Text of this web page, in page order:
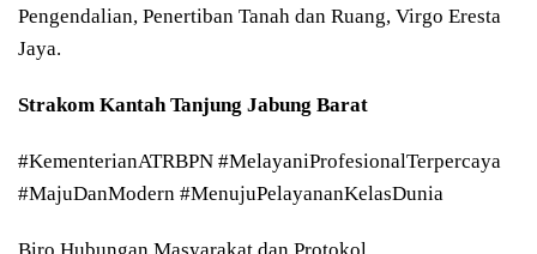
Pengendalian, Penertiban Tanah dan Ruang, Virgo Eresta
Jaya.
Strakom Kantah Tanjung Jabung Barat
#KementerianATRBPN #MelayaniProfesionalTerpercaya
#MajuDanModern #MenujuPelayananKelasDunia